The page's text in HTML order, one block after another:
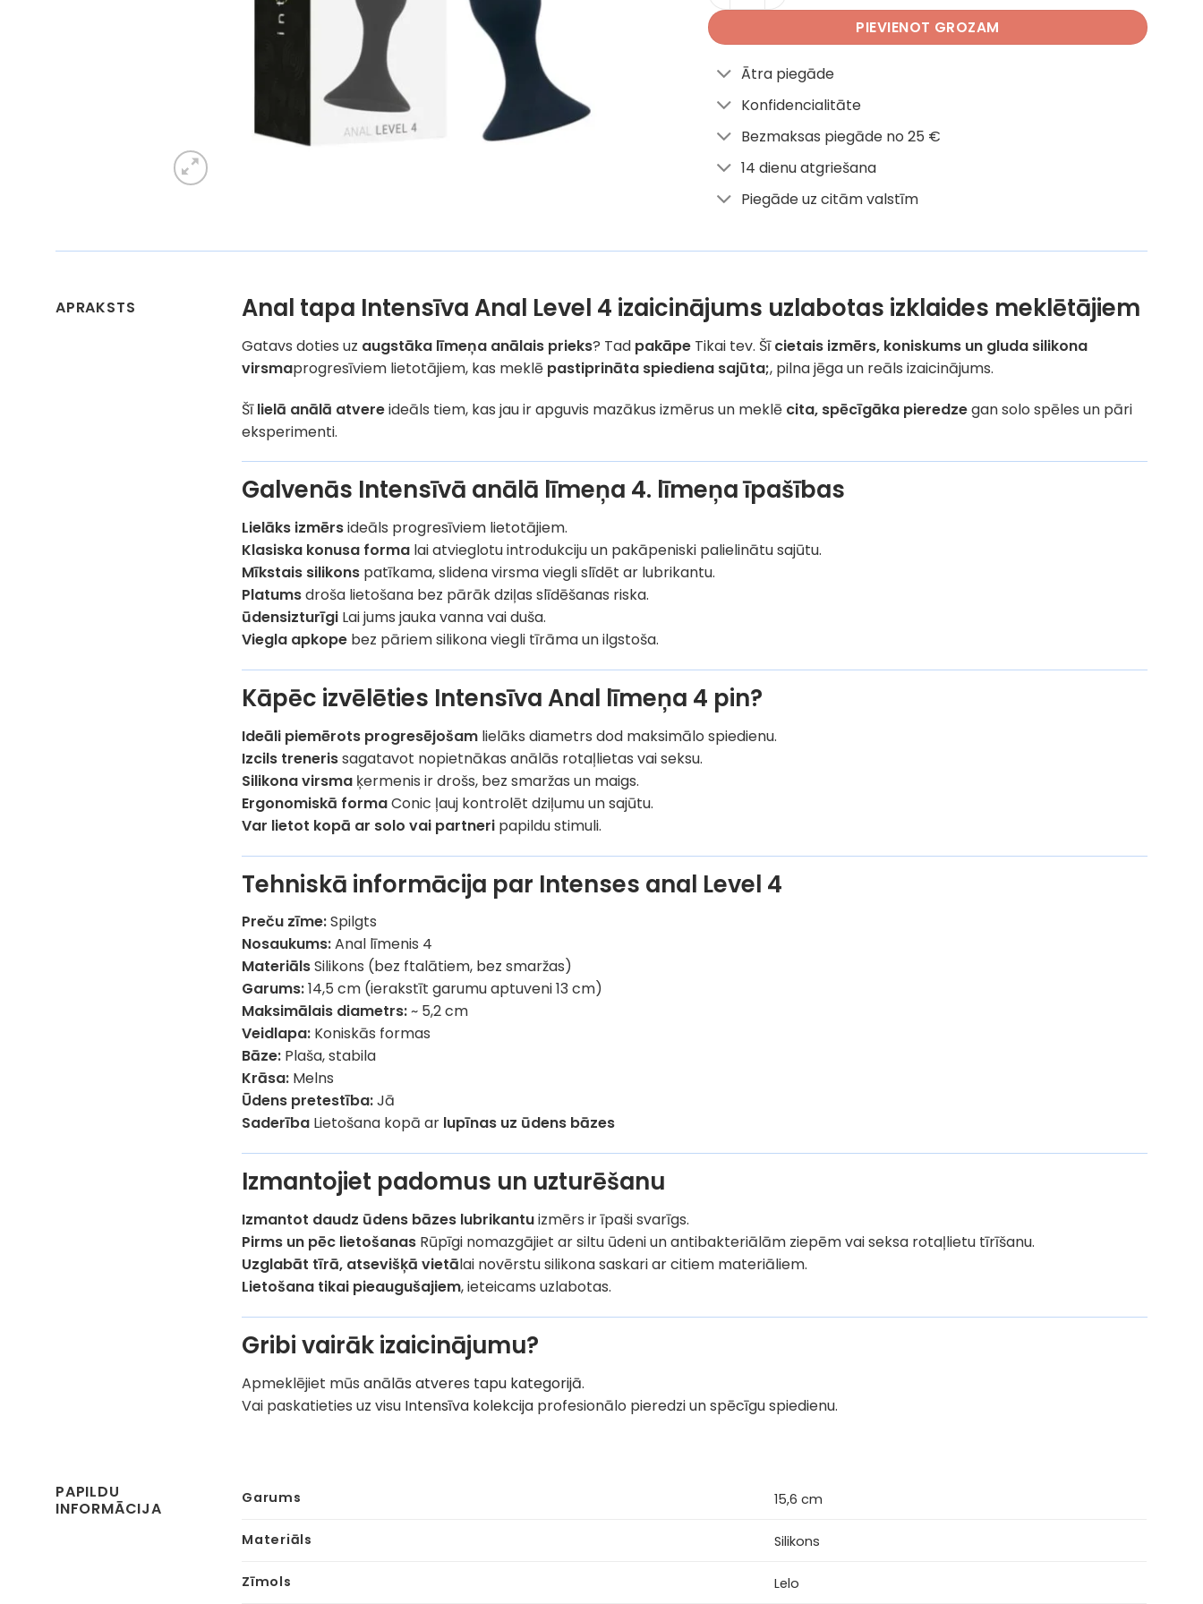
PIEVIENOT GROZAM
Ātra piegāde
Konfidencialitāte
Bezmaksas piegāde no 25 €
14 dienu atgriešana
Piegāde uz citām valstīm
APRAKSTS Anal tapa Intensīva Anal Level 4 izaicinājums uzlabotas izklaides meklētājiem
Gatavs doties uz augstāka līmeņa anālais prieks? Tad pakāpe Tikai tev. Šīcietais izmērs, koniskums un gluda silikona
virsmaprogresīviem lietotājiem, kas meklē pastiprināta spiediena sajūta;, pilna jēga un reāls izaicinājums.
Šīlielā anālā atvereideāls tiem, kas jau ir apguvis mazākus izmērus un meklē cita, spēcīgāka pieredzegan solo spēles un pāri
eksperimenti.
Galvenās Intensīvā anālā līmeņa 4. līmeņa īpašības
Lielāks izmērsideāls progresīviem lietotājiem.
Klasiska konusa forma lai atvieglotu introdukciju un pakāpeniski palielinātu sajūtu.
Mīkstais silikons patīkama, slidena virsma viegli slīdēt ar lubrikantu.
Platumsdroša lietošana bez pārāk dziļas slīdēšanas riska.
ūdensizturīgi Lai jums jauka vanna vai duša.
Viegla apkope bez pāriem silikona viegli tīrāma un ilgstoša.
Kāpēc izvēlēties Intensīva Anal līmeņa 4 pin?
Ideāli piemērots progresējošam lielāks diametrs dod maksimālo spiedienu.
Izcils trenerissagatavot nopietnākas anālās rotaļlietas vai seksu.
Silikona virsma ķermenis ir drošs, bez smaržas un maigs.
Ergonomiskā formaConic ļauj kontrolēt dziļumu un sajūtu.
Var lietot kopā ar solo vai partneri papildu stimuli.
Tehniskā informācija par Intenses anal Level 4
Preču zīme:Spilgts
Nosaukums:Anal līmenis 4
MateriālsSilikons (bez ftalātiem, bez smaržas)
Garums:14,5 cm (ierakstīt garumu aptuveni 13 cm)
Maksimālais diametrs:~ 5,2 cm
Veidlapa: Koniskās formas
Bāze: Plaša, stabila
Krāsa: Melns
Ūdens pretestība:Jā
Saderība Lietošana kopā ar lupīnas uz ūdens bāzes
Izmantojiet padomus un uzturēšanu
Izmantot daudz ūdens bāzes lubrikantuizmērs ir īpaši svarīgs.
Pirms un pēc lietošanas Rūpīgi nomazgājiet ar siltu ūdeni un antibakteriālām ziepēm vai seksa rotaļlietu tīrīšanu.
Uzglabāt tīrā, atsevišķā vietālai novērstu silikona saskari ar citiem materiāliem.
Lietošana tikai pieaugušajiem, ieteicams uzlabotas.
Gribi vairāk izaicinājumu?
Apmeklējiet mūsanālās atveres tapu kategorijā.
Vai paskatieties uz visu Intensīva kolekcija profesionālo pieredzi un spēcīgu spiedienu.
PAPILDU
INFORMĀCIJA
Garums 15,6 cm
Materiāls Silikons
Zīmols Lelo